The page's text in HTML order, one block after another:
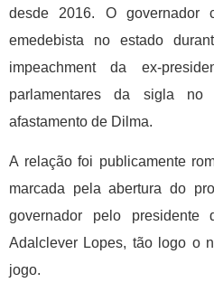
desde 2016. O governador
emedebista no estado
impeachment da ex-
parlamentares da sigla no
afastamento de Dilma.
A relação foi publicamente
marcada pela abertura do
governador pelo presidente
Adalclever Lopes, tão logo o
jogo.